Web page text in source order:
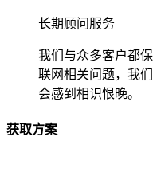
长期顾问服务
我们与众多客户都
联网相关问题，我
会感到相识恨晚。
获取方案